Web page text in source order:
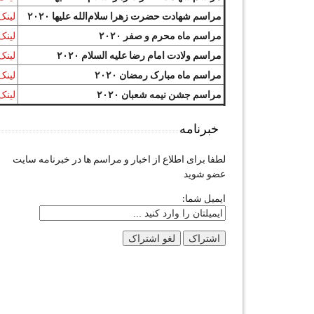
مراسم شهادت حضرت زهرا سلام‌الله علیها ۲۰۲۰
مراسم ماه محرم و صفر ۲۰۲۰
مراسم ولادت امام رضا علیه السلام ۲۰۲۰
مراسم ماه مبارک رمضان ۲۰۲۰
مراسم جشن نیمه شعبان ۲۰۲۰
خبرنامه
لطفا برای اطلاع از اخبار و مراسم ها در خبرنامه سایت
عضو شوید
ایمیل شما: